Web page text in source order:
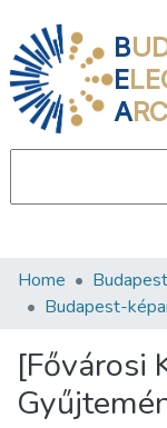
B
E
A
Communities &
Statistics
About us
Home
Budapest-
[Fővárosi